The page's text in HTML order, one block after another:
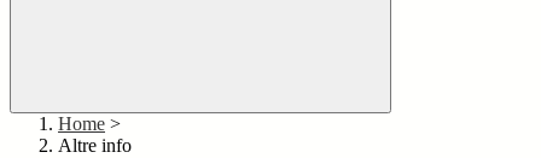
Home >
Altre info